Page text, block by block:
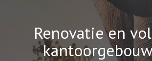
Renovatie en